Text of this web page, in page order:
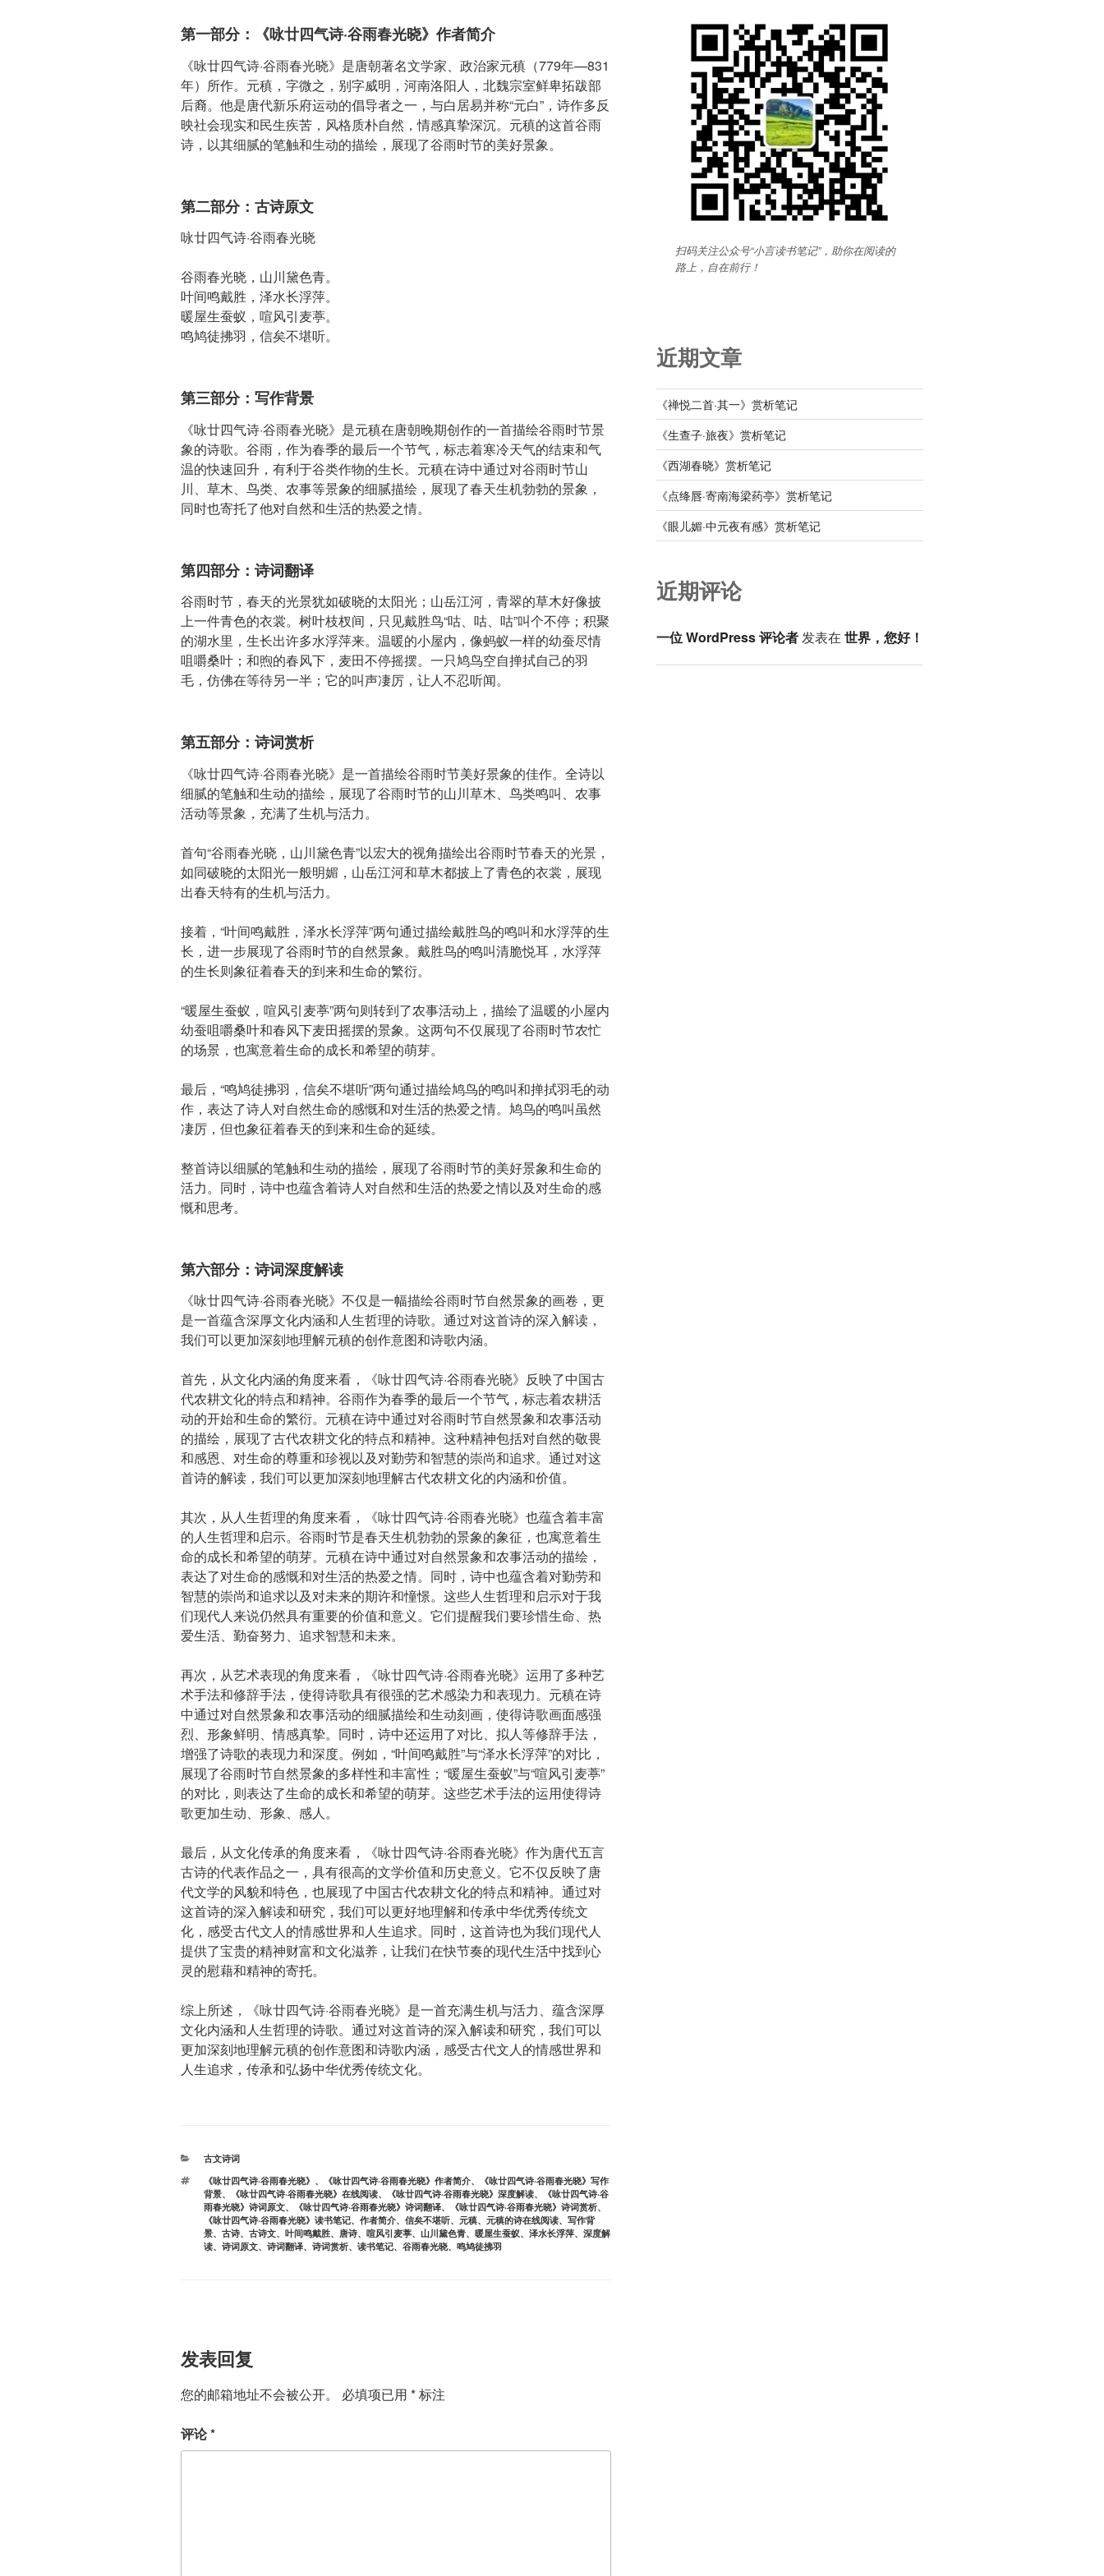
第一部分：《咏廿四气诗·谷雨春光晓》作者简介
《咏廿四气诗·谷雨春光晓》是唐朝著名文学家、政治家元稹（779年—831
年）所作。元稹，字微之，别字威明，河南洛阳人，北魏宗室鲜卑拓跋部
后裔。他是唐代新乐府运动的倡导者之一，与白居易并称“元白”，诗作多反
映社会现实和民生疾苦，风格质朴自然，情感真挚深沉。元稹的这首谷雨
诗，以其细腻的笔触和生动的描绘，展现了谷雨时节的美好景象。
第二部分：古诗原文
咏廿四气诗·谷雨春光晓
谷雨春光晓，山川黛色青。
叶间鸣戴胜，泽水长浮萍。
暖屋生蚕蚁，喧风引麦葶。
鸣鸠徒拂羽，信矣不堪听。
第三部分：写作背景
《咏廿四气诗·谷雨春光晓》是元稹在唐朝晚期创作的一首描绘谷雨时节景
象的诗歌。谷雨，作为春季的最后一个节气，标志着寒冷天气的结束和气
温的快速回升，有利于谷类作物的生长。元稹在诗中通过对谷雨时节山
川、草木、鸟类、农事等景象的细腻描绘，展现了春天生机勃勃的景象，
同时也寄托了他对自然和生活的热爱之情。
第四部分：诗词翻译
谷雨时节，春天的光景犹如破晓的太阳光；山岳江河，青翠的草木好像披
上一件青色的衣裳。树叶枝杈间，只见戴胜鸟“咕、咕、咕”叫个不停；积聚
的湖水里，生长出许多水浮萍来。温暖的小屋内，像蚂蚁一样的幼蚕尽情
咀嚼桑叶；和煦的春风下，麦田不停摇摆。一只鸠鸟空自掸拭自己的羽
毛，仿佛在等待另一半；它的叫声凄厉，让人不忍听闻。
第五部分：诗词赏析
《咏廿四气诗·谷雨春光晓》是一首描绘谷雨时节美好景象的佳作。全诗以
细腻的笔触和生动的描绘，展现了谷雨时节的山川草木、鸟类鸣叫、农事
活动等景象，充满了生机与活力。
首句“谷雨春光晓，山川黛色青”以宏大的视角描绘出谷雨时节春天的光景，
如同破晓的太阳光一般明媚，山岳江河和草木都披上了青色的衣裳，展现
出春天特有的生机与活力。
接着，“叶间鸣戴胜，泽水长浮萍”两句通过描绘戴胜鸟的鸣叫和水浮萍的生
长，进一步展现了谷雨时节的自然景象。戴胜鸟的鸣叫清脆悦耳，水浮萍
的生长则象征着春天的到来和生命的繁衍。
“暖屋生蚕蚁，喧风引麦葶”两句则转到了农事活动上，描绘了温暖的小屋内
幼蚕咀嚼桑叶和春风下麦田摇摆的景象。这两句不仅展现了谷雨时节农忙
的场景，也寓意着生命的成长和希望的萌芽。
最后，“鸣鸠徒拂羽，信矣不堪听”两句通过描绘鸠鸟的鸣叫和掸拭羽毛的动
作，表达了诗人对自然生命的感慨和对生活的热爱之情。鸠鸟的鸣叫虽然
凄厉，但也象征着春天的到来和生命的延续。
整首诗以细腻的笔触和生动的描绘，展现了谷雨时节的美好景象和生命的
活力。同时，诗中也蕴含着诗人对自然和生活的热爱之情以及对生命的感
慨和思考。
第六部分：诗词深度解读
《咏廿四气诗·谷雨春光晓》不仅是一幅描绘谷雨时节自然景象的画卷，更
是一首蕴含深厚文化内涵和人生哲理的诗歌。通过对这首诗的深入解读，
我们可以更加深刻地理解元稹的创作意图和诗歌内涵。
首先，从文化内涵的角度来看，《咏廿四气诗·谷雨春光晓》反映了中国古
代农耕文化的特点和精神。谷雨作为春季的最后一个节气，标志着农耕活
动的开始和生命的繁衍。元稹在诗中通过对谷雨时节自然景象和农事活动
的描绘，展现了古代农耕文化的特点和精神。这种精神包括对自然的敬畏
和感恩、对生命的尊重和珍视以及对勤劳和智慧的崇尚和追求。通过对这
首诗的解读，我们可以更加深刻地理解古代农耕文化的内涵和价值。
其次，从人生哲理的角度来看，《咏廿四气诗·谷雨春光晓》也蕴含着丰富
的人生哲理和启示。谷雨时节是春天生机勃勃的景象的象征，也寓意着生
命的成长和希望的萌芽。元稹在诗中通过对自然景象和农事活动的描绘，
表达了对生命的感慨和对生活的热爱之情。同时，诗中也蕴含着对勤劳和
智慧的崇尚和追求以及对未来的期许和憧憬。这些人生哲理和启示对于我
们现代人来说仍然具有重要的价值和意义。它们提醒我们要珍惜生命、热
爱生活、勤奋努力、追求智慧和未来。
再次，从艺术表现的角度来看，《咏廿四气诗·谷雨春光晓》运用了多种艺
术手法和修辞手法，使得诗歌具有很强的艺术感染力和表现力。元稹在诗
中通过对自然景象和农事活动的细腻描绘和生动刻画，使得诗歌画面感强
烈、形象鲜明、情感真挚。同时，诗中还运用了对比、拟人等修辞手法，
增强了诗歌的表现力和深度。例如，“叶间鸣戴胜”与“泽水长浮萍”的对比，
展现了谷雨时节自然景象的多样性和丰富性；“暖屋生蚕蚁”与“喧风引麦葶”
的对比，则表达了生命的成长和希望的萌芽。这些艺术手法的运用使得诗
歌更加生动、形象、感人。
最后，从文化传承的角度来看，《咏廿四气诗·谷雨春光晓》作为唐代五言
古诗的代表作品之一，具有很高的文学价值和历史意义。它不仅反映了唐
代文学的风貌和特色，也展现了中国古代农耕文化的特点和精神。通过对
这首诗的深入解读和研究，我们可以更好地理解和传承中华优秀传统文
化，感受古代文人的情感世界和人生追求。同时，这首诗也为我们现代人
提供了宝贵的精神财富和文化滋养，让我们在快节奏的现代生活中找到心
灵的慰藉和精神的寄托。
综上所述，《咏廿四气诗·谷雨春光晓》是一首充满生机与活力、蕴含深厚
文化内涵和人生哲理的诗歌。通过对这首诗的深入解读和研究，我们可以
更加深刻地理解元稹的创作意图和诗歌内涵，感受古代文人的情感世界和
人生追求，传承和弘扬中华优秀传统文化。
分
古文诗词
标
签
《咏廿四气诗·谷雨春光晓》 、 《咏廿四气诗·谷雨春光晓》作者简介、
《咏廿四气诗·谷雨春光晓》写作
背景、 《咏廿四气诗·谷雨春光晓》在线阅读、 《咏廿四气诗·谷雨春光晓》深度解读、
《咏廿四气诗·谷
雨春光晓》诗词原文、 《咏廿四气诗·谷雨春光晓》诗词翻译、 《咏廿四气诗·谷雨春光晓》诗词赏析、
《咏廿四气诗·谷雨春光晓》读书笔记、 作者简介、 信矣不堪听、 元稹、 元稹的诗在线阅读、 写作背
景、 古诗、 古诗文、 叶间鸣戴胜、 唐诗、 喧风引麦葶、 山川黛色青、 暖屋生蚕蚁、 泽水长浮萍、 深度解
读、 诗词原文、 诗词翻译、 诗词赏析、 读书笔记、 谷雨春光晓、 鸣鸠徒拂羽
发表回复
您的邮箱地址不会被公开。 必填项已用 *标注
评论*
扫码关注公众号“小言读书笔记”，助你在阅读的
路上，自在前行！
近期文章
《禅悦二首·其一》赏析笔记
《生查子·旅夜》赏析笔记
《西湖春晓》赏析笔记
《点绛唇·寄南海梁药亭》赏析笔记
《眼儿媚·中元夜有感》赏析笔记
近期评论
一位 WordPress 评论者发表在 世界，您好！